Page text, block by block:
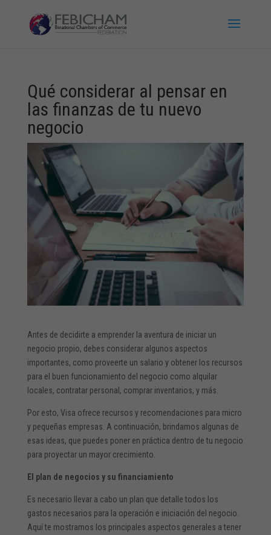
Qué considerar al pensar en
las finanzas de tu nuevo
negocio
Antes de decidirte a emprender la aventura de iniciar un
negocio propio, debes considerar algunos aspectos
importantes, como proveerte un salario y obtener los recursos
para el buen funcionamiento del negocio como alquilar
locales, contratar personal, comprar inventarios, y más.
Por esto, Visa ofrece recursos y recomendaciones para micro
y pequeñas empresas. A continuación, brindamos algunas de
esas ideas, que puedes poner en práctica dentro de tu negocio
para proyectar un mayor crecimiento.
El plan de negocios y su financiamiento
Es necesario llevar a cabo un plan que detalle todos los
gastos necesarios para la operación e iniciación del negocio.
Aquí te mostramos los principales aspectos generales a tener